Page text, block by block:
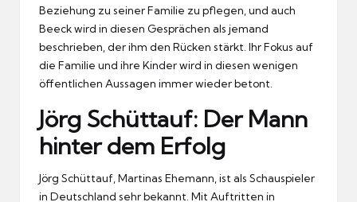
Beziehung zu seiner Familie zu pflegen, und auch
Beeck wird in diesen Gesprächen als jemand
beschrieben, der ihm den Rücken stärkt. Ihr Fokus auf
die Familie und ihre Kinder wird in diesen wenigen
öffentlichen Aussagen immer wieder betont.
Jörg Schüttauf: Der Mann
hinter dem Erfolg
Jörg Schüttauf, Martinas Ehemann, ist als Schauspieler
in Deutschland sehr bekannt. Mit Auftritten in